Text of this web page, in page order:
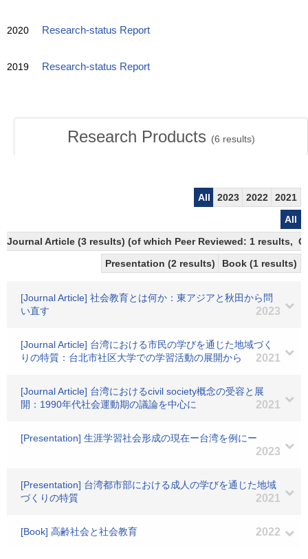
2020 Research-status Report
2019 Research-status Report
Research Products (6 results)
All 2023 2022
2021
All
Journal Article (3 results) (of which Peer Reviewed: 1 results,
Presentation (2 results)
Book (1 results)
[Journal Article] 社会教育とは何か：東アジアと秋田から問
い直す
2023
[Journal Article] 台湾における市民の学びを通じた地域づく
りの特質：台北市社区大学での学習活動の展開から
2021
[Journal Article] 台湾におけるcivil society概念の受容と展
開：1990年代社会運動期の議論を中心に
2021
[Presentation] 生涯学習社会形成の現在ー台湾を例にー
2023
[Presentation] 台湾都市部における成人の学びを通じた地域
づくりの特質
2021
[Book] 高齢社会と社会教育 2022